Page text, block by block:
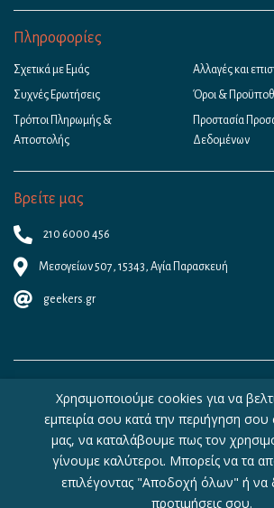
Πληροφορίες
Σχετικά με Εμάς
Συχνές Ερωτήσεις
Τρόποι Πληρωμής &
Αποστολής
Αλλαγές και
Όροι &
Προστασία
Δεδομένων
Βρείτε μας
210 6000 456
Μεσογείων 507, 15343, Αγία Παρασκευή
geekers.gr
Copyright © 2026 - Geekers.gr | Designed by
WebHosting|4U
Χρησιμοποιούμε cookies για να
εμπειρία σου κατά την περιήγηση σου
μας, να καταλάβουμε πως τον
γίνουμε καλύτεροι. Μπορείς να τα
επιλέγοντας "Αποδοχή όλων" ή να
προτιμήσεις σου.